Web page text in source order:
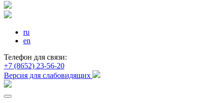
ru
en
Телефон для связи:
+7 (8652) 23-56-20
Версия для слабовидящих